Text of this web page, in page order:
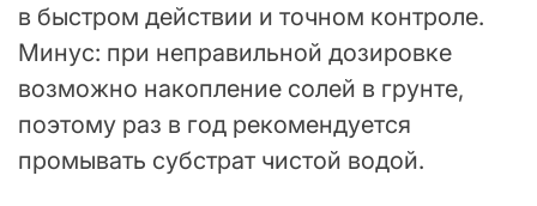
в быстром действии и точном контроле.
Минус: при неправильной дозировке
возможно накопление солей в грунте,
поэтому раз в год рекомендуется
промывать субстрат чистой водой.